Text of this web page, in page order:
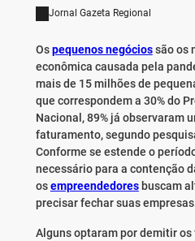
Jornal Gazeta Regional
Ospequenos negóciossão os
econômica causada pela
mais de 15 milhões de
que correspondem a 30% do
Nacional, 89% já observaram
faturamento, segundo
Conforme se estende o
necessário para a contenção
osempreendedoresbuscam
precisar fechar suas
Alguns optaram por demitir